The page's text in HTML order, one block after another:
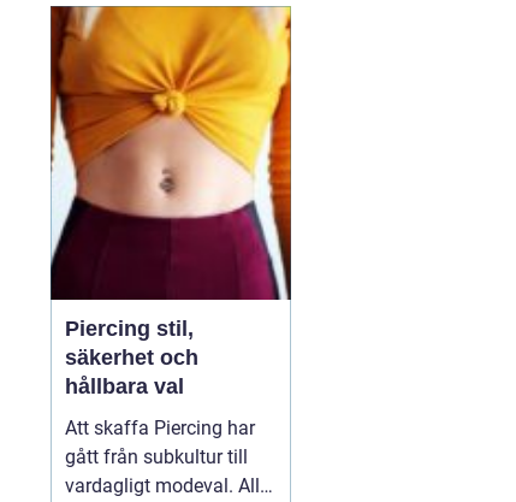
Samtidigt är marknaden
rörlig, reglerna många
och alternativen fler än
någonsin. Den som vill
lyckas01 augusti 2026
Piercing stil,
säkerhet och
hållbara val
Att skaffa Piercing har
gått från subkultur till
vardagligt modeval. Allt